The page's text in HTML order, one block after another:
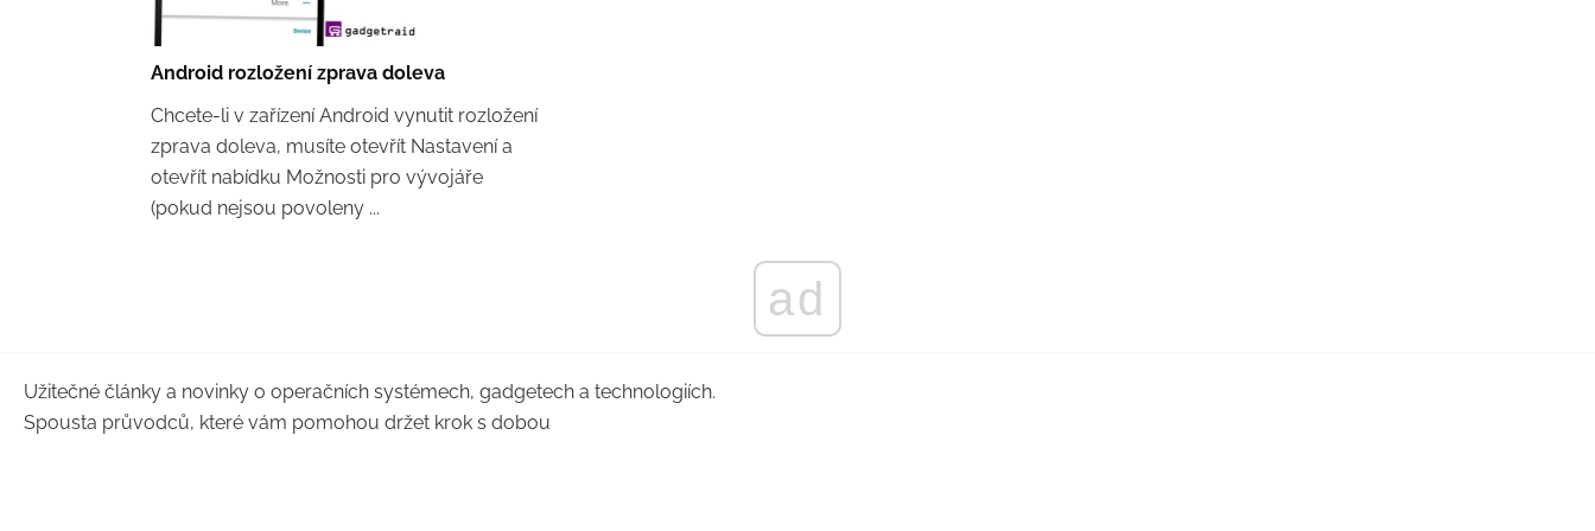
Android rozložení zprava doleva
Chcete-li v zařízení Android vynutit rozložení
zprava doleva, musíte otevřít Nastavení a
otevřít nabídku Možnosti pro vývojáře
(pokud nejsou povoleny ...
ad
Užitečné články a novinky o operačních systémech, gadgetech a technologiích.
Spousta průvodců, které vám pomohou držet krok s dobou